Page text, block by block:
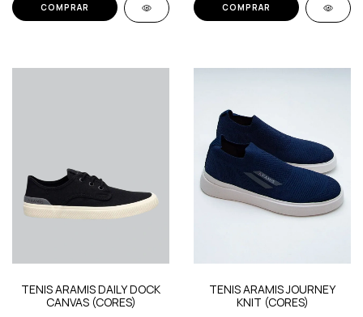
COMPRAR COMPRAR
TENIS ARAMIS DAILY DOCK
CANVAS (CORES)
TENIS ARAMIS JOURNEY
KNIT (CORES)